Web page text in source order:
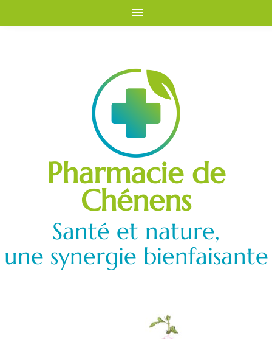
Pharmacie de
Chénens
Santé et nature,
une synergie bienfaisante
≡